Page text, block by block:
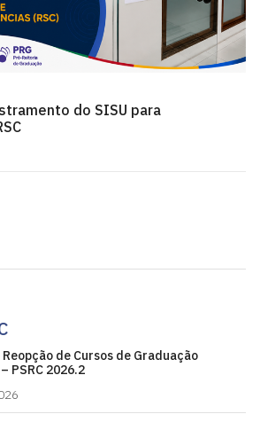
do SISU para
de Cursos de Graduação
PSRC 2026.2